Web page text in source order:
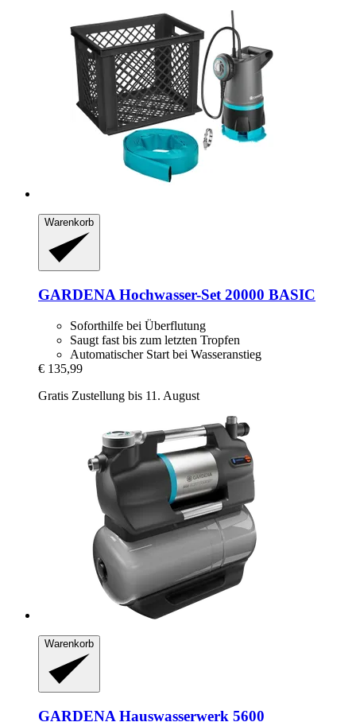
Warenkorb
GARDENA Hochwasser-​Set 20000 BASIC
Soforthilfe bei Überflutung
Saugt fast bis zum letzten Tropfen
Automatischer Start bei Wasseranstieg
€ 135,99
Gratis Zustellung bis 11. August
Warenkorb
GARDENA Hauswasserwerk 5600